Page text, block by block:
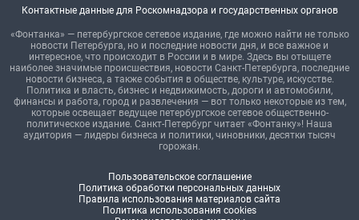
Контактные данные для Роскомнадзора и государственных органов
«Фонтанка» — петербургское сетевое издание, где можно найти не только
новости Петербурга, но и последние новости дня, и все важное и
интересное, что происходит в России и в мире. Здесь вы отыщете
наиболее значимые происшествия, новости Санкт-Петербурга, последние
новости бизнеса, а также события в обществе, культуре, искусстве.
Политика и власть, бизнес и недвижимость, дороги и автомобили,
финансы и работа, город и развлечения — вот только некоторые из тем,
которые освещает ведущее петербургское сетевое общественно-
политическое издание. Санкт-Петербург читает «Фонтанку»! Наша
аудитория — лидеры бизнеса и политики, чиновники, десятки тысяч
горожан.
Пользовательское соглашение
Политика обработки персональных данных
Правила использования материалов сайта
Политика использования cookies